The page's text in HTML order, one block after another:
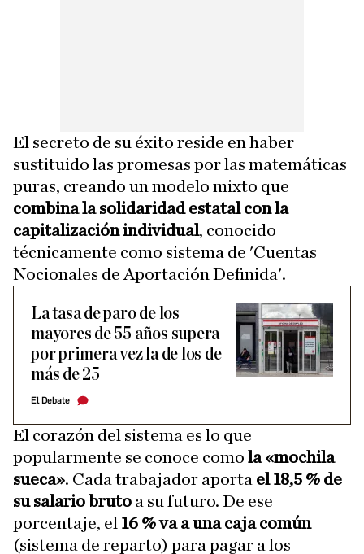
El secreto de su éxito reside en haber
sustituido las promesas por las matemáticas
puras, creando un modelo mixto que
combina la solidaridad estatal con la
capitalización individual, conocido
técnicamente como sistema de 'Cuentas
Nocionales de Aportación Definida'.
La tasa de paro de los
mayores de 55 años supera
por primera vez la de los de
más de 25
El Debate
El corazón del sistema es lo que
popularmente se conoce como la «mochila
sueca». Cada trabajador aporta el 18,5 % de
su salario bruto a su futuro. De ese
porcentaje, el 16 % va a una caja común
(sistema de reparto) para pagar a los